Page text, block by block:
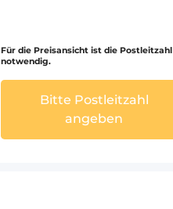
Für die Preisansicht ist die Postleitzahl
notwendig.
Bitte Postleitzahl
angeben